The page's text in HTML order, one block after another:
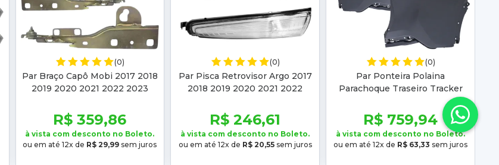
(0)
Par Braço Capô Mobi 2017 2018
2019 2020 2021 2022 2023
R$ 359,86
à vista com desconto no Boleto.
ou em até 12x de R$ 29,99 sem juros
(0)
Par Pisca Retrovisor Argo 2017
2018 2019 2020 2021 2022
2022 2023
R$ 246,61
à vista com desconto no Boleto.
ou em até 12x de R$ 20,55sem juros
(0)
Par Ponteira Polaina
Parachoque Traseiro Tracker
2020 2021 2022 2023 2024
Superior
R$ 759,94
à vista com desconto no Boleto.
ou em até 12x de R$ 63,33 sem juros